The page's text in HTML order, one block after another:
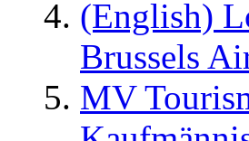
(English)
Brussels
MV